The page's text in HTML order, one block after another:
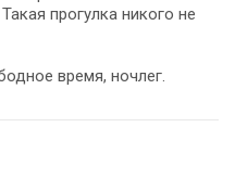
прогулка никого не
время, ночлег.